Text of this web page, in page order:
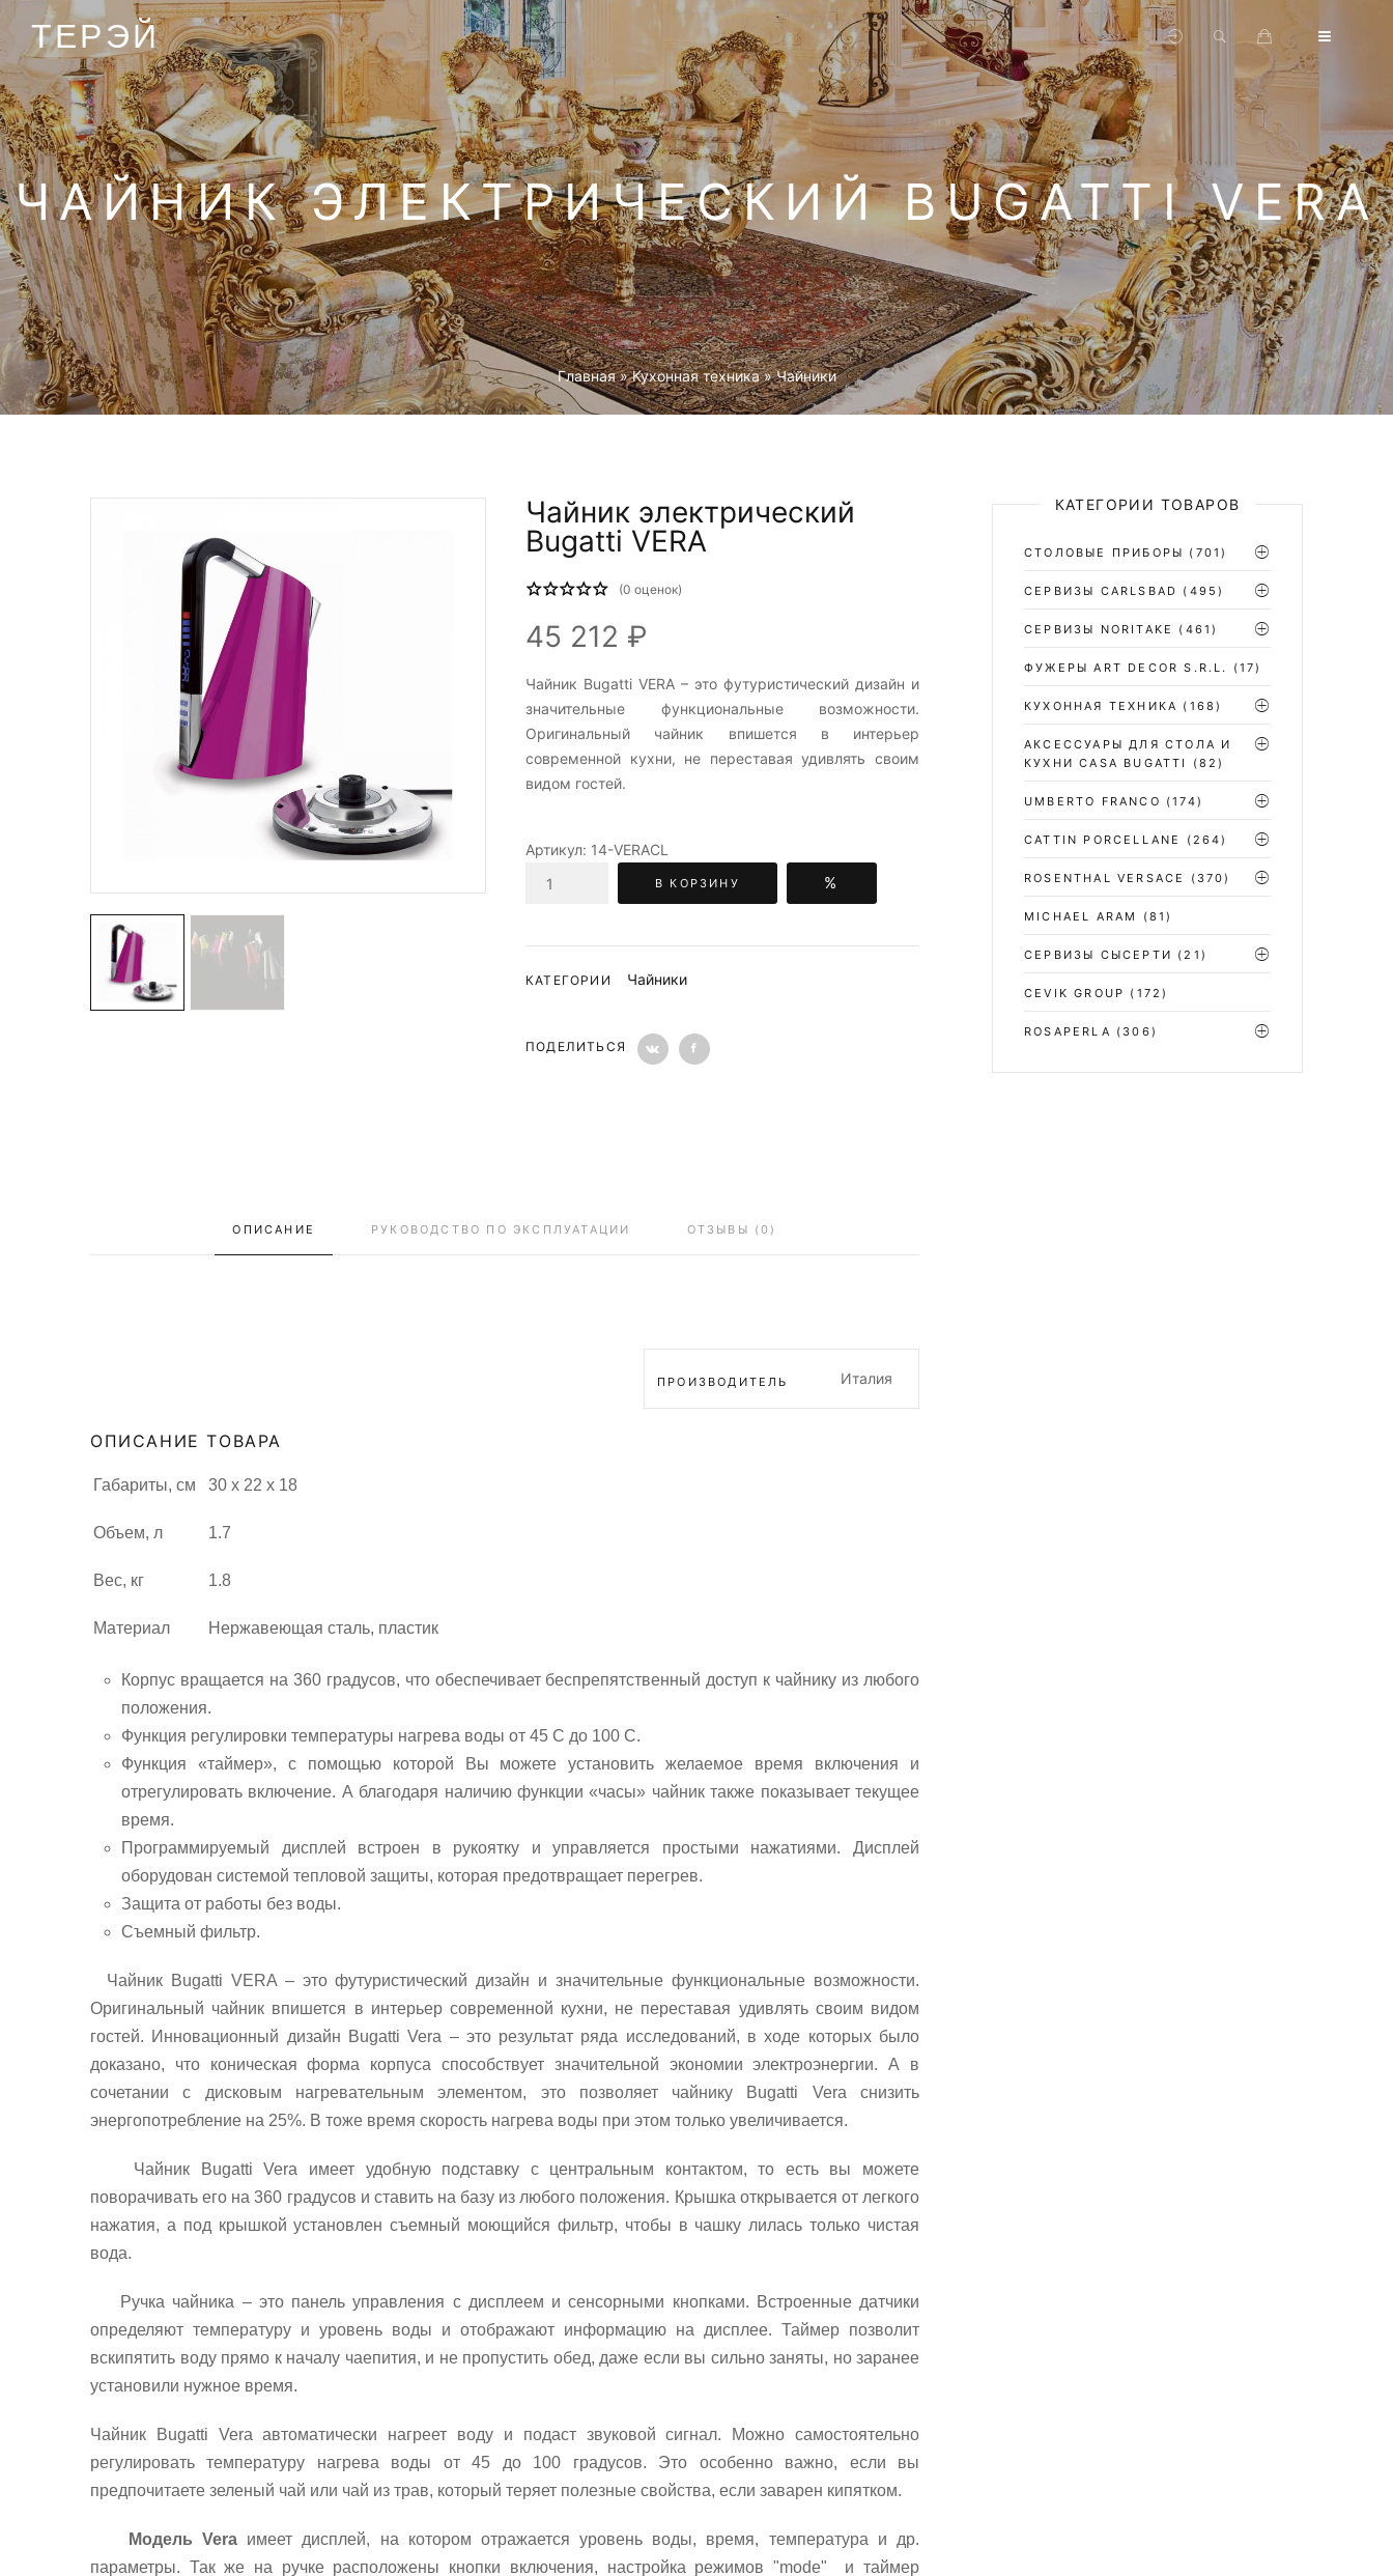
ТЕРЭЙ
ЧАЙНИК ЭЛЕКТРИЧЕСКИЙ BUGATTI VERA
Главная »Кухонная техника »Чайники
Чайник электрический
Bugatti VERA
(0 оценок)
45 212 ₽
Чайник Bugatti VERA – это футуристический дизайн и
значительные функциональные возможности.
Оригинальный чайник впишется в интерьер
современной кухни, не переставая удивлять своим
видом гостей.
Артикул: 14-VERACL
В КОРЗИНУ %
КАТЕГОРИИ Чайники
ПОДЕЛИТЬСЯ
ОПИСАНИЕ РУКОВОДСТВО ПО ЭКСПЛУАТАЦИИ ОТЗЫВЫ (0)
ПРОИЗВОДИТЕЛЬ Италия
ОПИСАНИЕ ТОВАРА
Габариты, см 30 х 22 х 18
Объем, л 1.7
Вес, кг 1.8
Материал Нержавеющая сталь, пластик
Корпус вращается на 360 градусов, что обеспечивает беспрепятственный доступ к чайнику из любого
положения.
Функция регулировки температуры нагрева воды от 45 С до 100 С.
Функция «таймер», с помощью которой Вы можете установить желаемое время включения и
отрегулировать включение. А благодаря наличию функции «часы» чайник также показывает текущее
время.
Программируемый дисплей встроен в рукоятку и управляется простыми нажатиями. Дисплей
оборудован системой тепловой защиты, которая предотвращает перегрев.
Защита от работы без воды.
Съемный фильтр.
Чайник Bugatti VERA – это футуристический дизайн и значительные функциональные возможности.
Оригинальный чайник впишется в интерьер современной кухни, не переставая удивлять своим видом
гостей. Инновационный дизайн Bugatti Vera – это результат ряда исследований, в ходе которых было
доказано, что коническая форма корпуса способствует значительной экономии электроэнергии. А в
сочетании с дисковым нагревательным элементом, это позволяет чайнику Bugatti Vera снизить
энергопотребление на 25%. В тоже время скорость нагрева воды при этом только увеличивается.
Чайник Bugatti Vera имеет удобную подставку с центральным контактом, то есть вы можете
поворачивать его на 360 градусов и ставить на базу из любого положения. Крышка открывается от легкого
нажатия, а под крышкой установлен съемный моющийся фильтр, чтобы в чашку лилась только чистая
вода.
Ручка чайника – это панель управления с дисплеем и сенсорными кнопками. Встроенные датчики
определяют температуру и уровень воды и отображают информацию на дисплее. Таймер позволит
вскипятить воду прямо к началу чаепития, и не пропустить обед, даже если вы сильно заняты, но заранее
установили нужное время.
Чайник Bugatti Vera автоматически нагреет воду и подаст звуковой сигнал. Можно самостоятельно
регулировать температуру нагрева воды от 45 до 100 градусов. Это особенно важно, если вы
предпочитаете зеленый чай или чай из трав, который теряет полезные свойства, если заварен кипятком.
Модель Veraимеет дисплей, на котором отражается уровень воды, время, температура и др.
параметры. Так же на ручке расположены кнопки включения, настройка режимов "mode" и таймер
КАТЕГОРИИ ТОВАРОВ
СТОЛОВЫЕ ПРИБОРЫ (701)
CЕРВИЗЫ CARLSBAD (495)
СЕРВИЗЫ NORITAKE (461)
ФУЖЕРЫ ART DECOR S.R.L. (17)
КУХОННАЯ ТЕХНИКА (168)
АКСЕССУАРЫ ДЛЯ СТОЛА И
КУХНИ CASA BUGATTI
(82)
UMBERTO FRANCO (174)
CATTIN PORCELLANE (264)
ROSENTHAL VERSACE (370)
MICHAEL ARAM (81)
СЕРВИЗЫ СЫСЕРТИ (21)
CEVIK GROUP (172)
ROSAPERLA (306)